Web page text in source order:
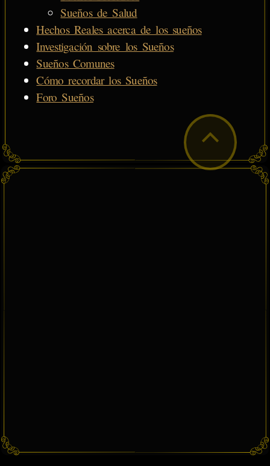
Sueños de Salud
Hechos Reales acerca de los sueños
Investigación sobre los Sueños
Sueños Comunes
Cómo recordar los Sueños
Foro Sueños